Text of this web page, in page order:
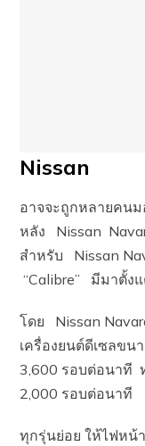
Nissan
อาจจะถูกหลายคนม
หลัง Nissan
สำหรับ Nissan
“Calibre” มีมาตั้ง
โดย Nissan
เครื่องยนต์ดีเซลขน
3,600 รอบต่อนาที
2,000 รอบต่อนาที
ทุกรุ่นย่อย ให้ไฟหน้